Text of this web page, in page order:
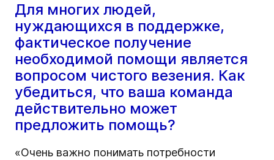
Для многих людей,
нуждающихся в поддержке,
фактическое получение
необходимой помощи является
вопросом чистого везения. Как
убедиться, что ваша команда
действительно может
предложить помощь?
«Очень важно понимать потребности